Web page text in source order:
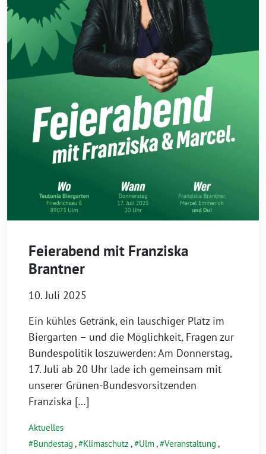
Feierabend mit Franziska
Brantner
10. Juli 2025
Ein kühles Getränk, ein lauschiger Platz im
Biergarten – und die Möglichkeit, Fragen zur
Bundespolitik loszuwerden: Am Donnerstag,
17. Juli ab 20 Uhr lade ich gemeinsam mit
unserer Grünen-Bundesvorsitzenden
Franziska […]
Aktuelles
Bundestag , Klimaschutz , Ulm, Veranstaltung ,